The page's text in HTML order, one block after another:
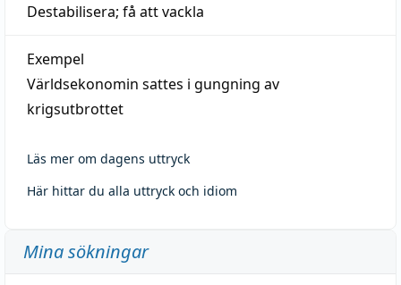
Destabilisera; få att vackla
Exempel
Världsekonomin sattes i gungning av
krigsutbrottet
Läs mer om dagens uttryck
Här hittar du alla uttryck och idiom
Mina sökningar